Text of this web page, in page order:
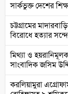
সার্কভুক্ত দেশের
চট্টগ্রামের
বিরোধে হত্যার
মিথ্যা ও
সাংবাদিক জসিম
করলিয়ামুরা